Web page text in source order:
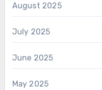
August 2025
July 2025
June 2025
May 2025